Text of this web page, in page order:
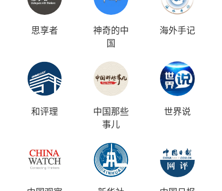
思享者
神奇的中
国
海外手记
和评理
中国那些
事儿
世界说